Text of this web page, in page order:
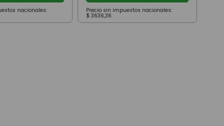
nacionales: Precio sin impuestos nacionales:
$ 3636,36